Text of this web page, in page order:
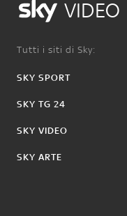
VIDEO
Tutti i siti di Sky:
SKY SPORT
SKY TG 24
SKY VIDEO
SKY ARTE